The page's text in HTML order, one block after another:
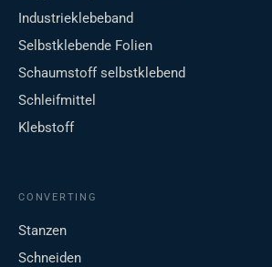
Industrieklebeband
Selbstklebende Folien
Schaumstoff selbstklebend
Schleifmittel
Klebstoff
CONVERTING
Stanzen
Schneiden